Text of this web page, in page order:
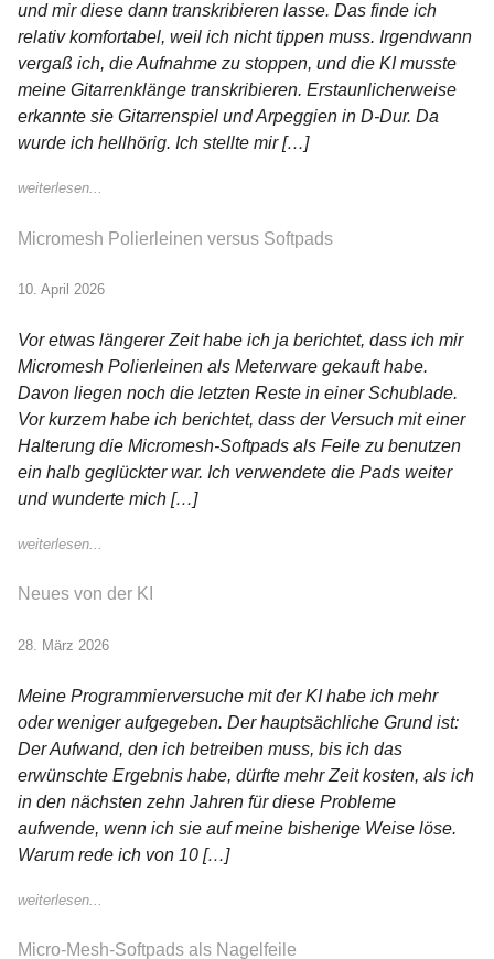
und mir diese dann transkribieren lasse. Das finde ich
relativ komfortabel, weil ich nicht tippen muss. Irgendwann
vergaß ich, die Aufnahme zu stoppen, und die KI musste
meine Gitarrenklänge transkribieren. Erstaunlicherweise
erkannte sie Gitarrenspiel und Arpeggien in D-Dur. Da
wurde ich hellhörig. Ich stellte mir […]
weiterlesen...
Micromesh Polierleinen versus Softpads
10. April 2026
Vor etwas längerer Zeit habe ich ja berichtet, dass ich mir
Micromesh Polierleinen als Meterware gekauft habe.
Davon liegen noch die letzten Reste in einer Schublade.
Vor kurzem habe ich berichtet, dass der Versuch mit einer
Halterung die Micromesh-Softpads als Feile zu benutzen
ein halb geglückter war. Ich verwendete die Pads weiter
und wunderte mich […]
weiterlesen...
Neues von der KI
28. März 2026
Meine Programmierversuche mit der KI habe ich mehr
oder weniger aufgegeben. Der hauptsächliche Grund ist:
Der Aufwand, den ich betreiben muss, bis ich das
erwünschte Ergebnis habe, dürfte mehr Zeit kosten, als ich
in den nächsten zehn Jahren für diese Probleme
aufwende, wenn ich sie auf meine bisherige Weise löse.
Warum rede ich von 10 […]
weiterlesen...
Micro-Mesh-Softpads als Nagelfeile